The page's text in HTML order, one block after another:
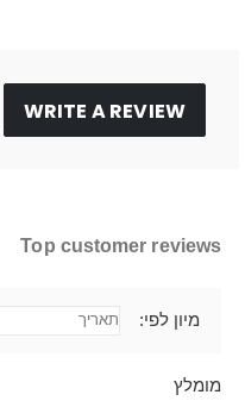
WRITE A REVIEW
Top customer reviews
מומלץ
מיון לפי